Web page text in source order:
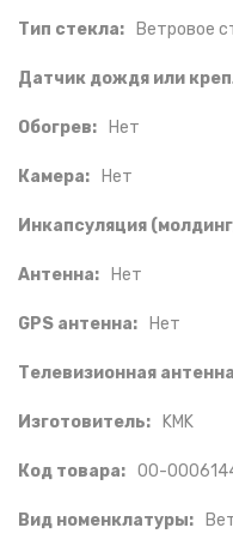
Тип стекла: Ветровое
Датчик дождя или
Обогрев: Нет
Камера: Нет
Инкапсуляция
Антенна: Нет
GPS антенна: Нет
Телевизионная
Изготовитель: KMK
Код товара: 00-
Вид номенклатуры: